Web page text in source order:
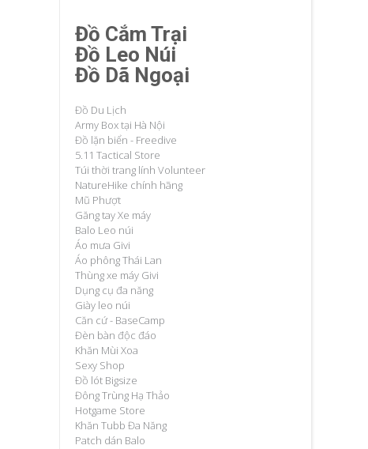
Đồ Cắm Trại
Đồ Leo Núi
Đồ Dã Ngoại
Đồ Du Lịch
Army Box tại Hà Nội
Đồ lặn biển - Freedive
5.11 Tactical Store
Túi thời trang lính Volunteer
NatureHike chính hãng
Mũ Phượt
Găng tay Xe máy
Balo Leo núi
Áo mưa Givi
Áo phông Thái Lan
Thùng xe máy Givi
Dụng cụ đa năng
Giày leo núi
Căn cứ - BaseCamp
Đèn bàn độc đáo
Khăn Mùi Xoa
Sexy Shop
Đồ lót Bigsize
Đông Trùng Hạ Thảo
Hotgame Store
Khăn Tubb Đa Năng
Patch dán Balo